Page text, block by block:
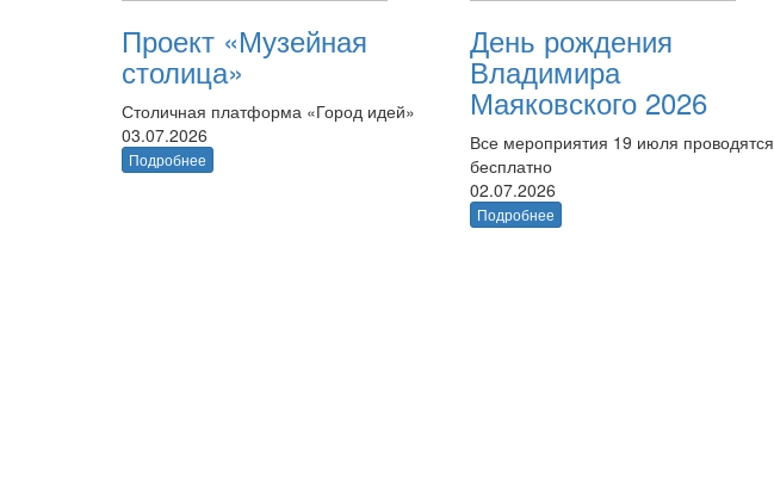
Проект «Музейная
столица»
Столичная платформа «Город идей»
03.07.2026
Подробнее
День рождения
Владимира
Маяковского 2026
Все мероприятия 19 июля проводятся
бесплатно
02.07.2026
Подробнее